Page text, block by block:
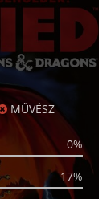
MŰVÉSZ
0%
17%